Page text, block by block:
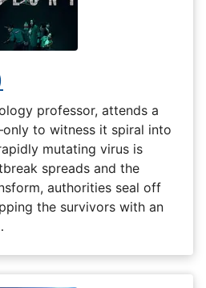
professor, attends a
to witness it spiral into
mutating virus is
spreads and the
authorities seal off
the survivors with an